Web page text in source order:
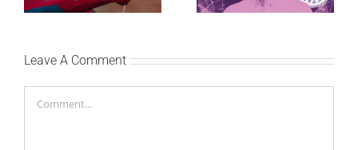
vikenda
primeniš u praksi
Leave A Comment